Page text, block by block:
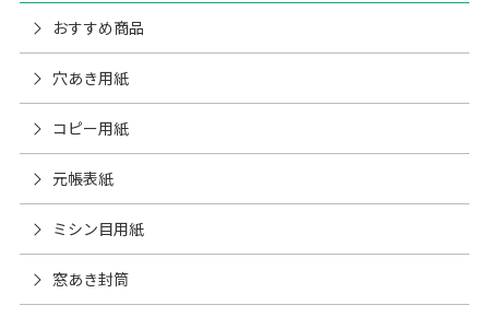
おすすめ商品
穴あき用紙
コピー用紙
元帳表紙
ミシン目用紙
窓あき封筒